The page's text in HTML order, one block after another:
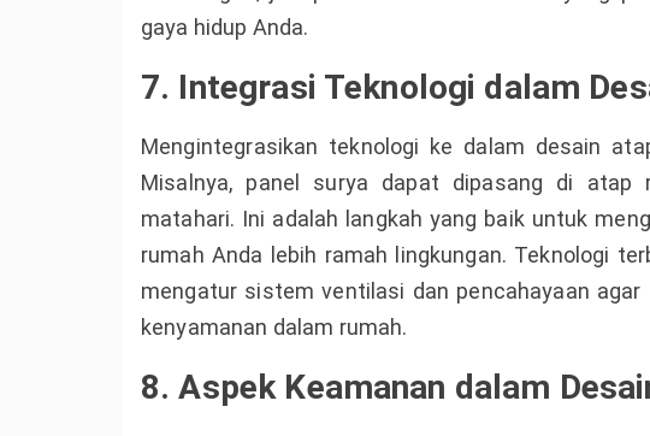
gaya hidup Anda.
7. Integrasi Teknologi dalam
Mengintegrasikan teknologi ke dalam desain
Misalnya, panel surya dapat dipasang di atap
matahari. Ini adalah langkah yang baik untuk
rumah Anda lebih ramah lingkungan. Teknologi
mengatur sistem ventilasi dan pencahayaan
kenyamanan dalam rumah.
8. Aspek Keamanan dalam